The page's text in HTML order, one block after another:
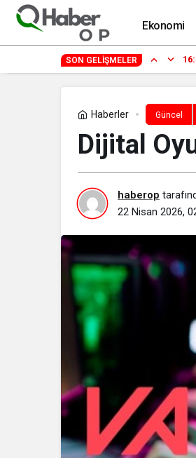
Ekonomi
SON GELIŞMELER
Haberler Güncel
Dijital
haberop
22 Nisan 2026,
Instagram